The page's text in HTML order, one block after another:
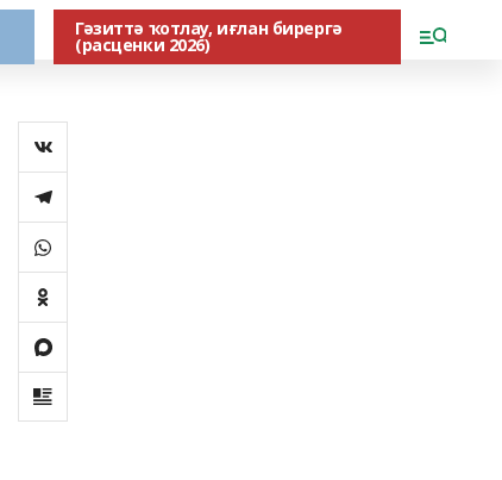
Гәзиттә ҡотлау, иғлан бирергә
(расценки 2026)